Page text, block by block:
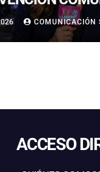
COMUNICACIÓN
ACCESO